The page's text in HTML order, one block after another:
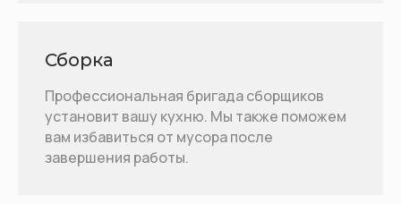
Сборка
Профессиональная бригада сборщиков
установит вашу кухню. Мы также поможем
вам избавиться от мусора после
завершения работы.